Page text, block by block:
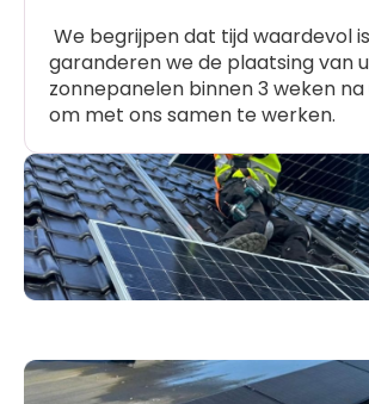
We begrijpen dat tijd waardevol
garanderen we de plaatsing van
zonnepanelen binnen 3 weken
om met ons samen te werken.